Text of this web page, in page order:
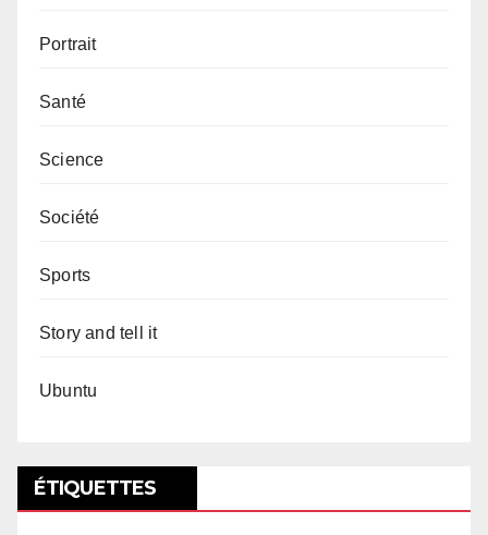
Portrait
Santé
Science
Société
Sports
Story and tell it
Ubuntu
ÉTIQUETTES